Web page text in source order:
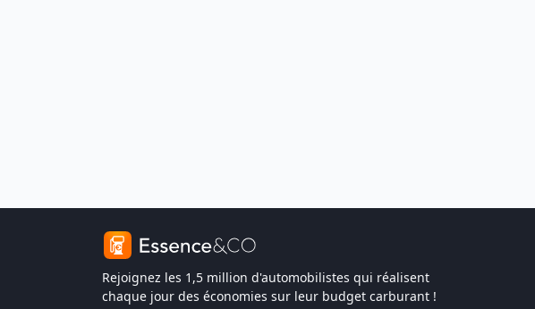
Rejoignez les 1,5 million d'automobilistes qui réalisent
chaque jour des économies sur leur budget carburant !